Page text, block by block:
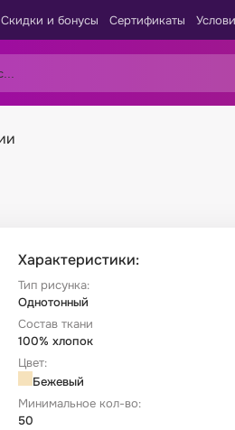
Скидки и бонусы Сертификаты
Характеристики:
Тип рисунка:
Однотонный
Состав ткани
100% хлопок
Цвет:
Бежевый
Минимальное кол-во:
50